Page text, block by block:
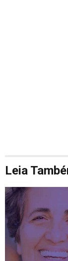
Leia